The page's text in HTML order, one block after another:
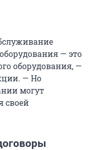
— это
оборудования, —
— Но
могут
своей